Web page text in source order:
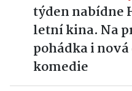
týden nabídne
letní kina. Na
pohádka i nová
komedie